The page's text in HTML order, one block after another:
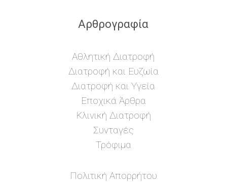
Αρθρογραφία
Αθλητική Διατροφή
Διατροφή και Ευζωία
Διατροφή και Υγεία
Εποχικά Άρθρα
Κλινική Διατροφή
Συνταγές
Τρόφιμα
Πολιτική Απορρήτου